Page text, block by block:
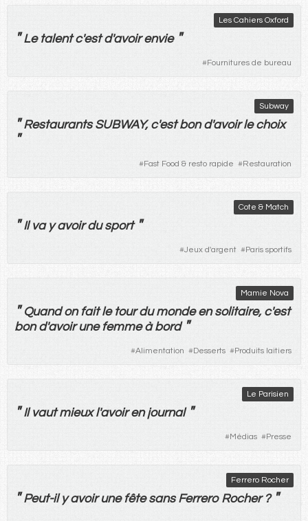
Les Cahiers Oxford
" Le talentc'estd'avoir envie "
#Fournitures de bureau
Subway
" RestaurantsSUBWAY, c'est bond'avoir le choix
"
#Fast Food & resto rapide #Restauration
Cote & Match
" Il va y avoir du sport "
#Jeux d'argent #Paris sportifs
Mamie Nova
" Quandon fait le tourdumonde en solitaire, c'est
bond'avoir une femme à bord "
#Alimentation #Desserts #Produits laitiers
Le Parisien
" Il vaut mieuxl'avoir en journal "
#Médias #Presse
Ferrero Rocher
" Peut-il y avoir une fête sansFerrero Rocher? "